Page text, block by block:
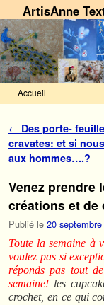
ArtisAnne
Accueil
Navigation des
← Des porte-
cravates: et si
aux hommes….?
Venez prendre
créations et
Publié le 20
Toute la semaine à
voulez pas si
réponds pas tout
semaine! les
crochet, en ce qui